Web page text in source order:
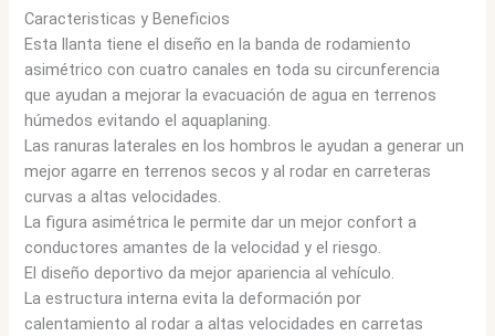
Caracteristicas y Beneficios
Esta llanta tiene el diseño en la banda de rodamiento
asimétrico con cuatro canales en toda su circunferencia
que ayudan a mejorar la evacuación de agua en terrenos
húmedos evitando el aquaplaning.
Las ranuras laterales en los hombros le ayudan a generar un
mejor agarre en terrenos secos y al rodar en carreteras
curvas a altas velocidades.
La figura asimétrica le permite dar un mejor confort a
conductores amantes de la velocidad y el riesgo.
El diseño deportivo da mejor apariencia al vehículo.
La estructura interna evita la deformación por
calentamiento al rodar a altas velocidades en carretas